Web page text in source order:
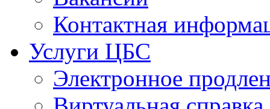
Контактная
Услуги ЦБС
Электронное